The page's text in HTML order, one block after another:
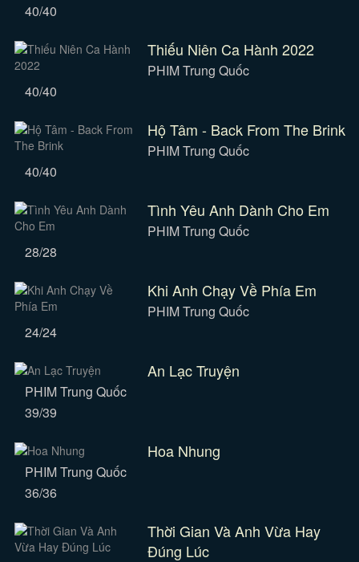
40/40
Thiếu Niên Ca Hành 2022
PHIM Trung Quốc
40/40
Hộ Tâm - Back From The Brink
PHIM Trung Quốc
40/40
Tình Yêu Anh Dành Cho Em
PHIM Trung Quốc
28/28
Khi Anh Chạy Về Phía Em
PHIM Trung Quốc
24/24
An Lạc Truyện
PHIM Trung Quốc
39/39
Hoa Nhung
PHIM Trung Quốc
36/36
Thời Gian Và Anh Vừa Hay
Đúng Lúc